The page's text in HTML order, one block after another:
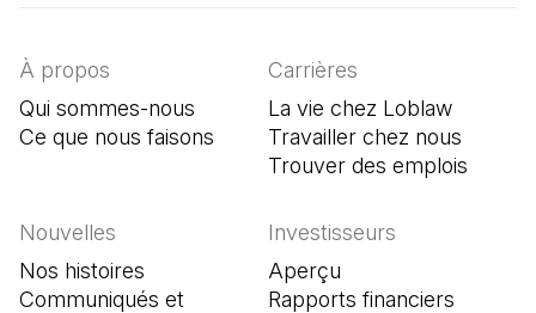
À propos
Qui sommes-nous
Ce que nous faisons
Carrières
La vie chez Loblaw
Travailler chez nous
Trouver des emplois
Nouvelles
Nos histoires
Communiqués et
Investisseurs
Aperçu
Rapports financiers